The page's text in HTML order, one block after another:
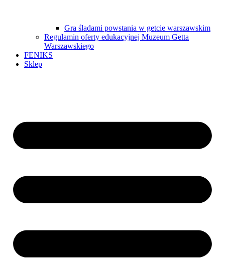
Gra śladami powstania w getcie warszawskim
Regulamin oferty edukacyjnej Muzeum Getta
Warszawskiego
FENIKS
Sklep